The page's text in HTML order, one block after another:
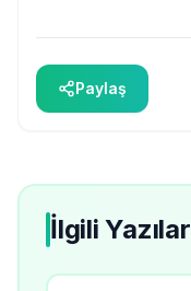
Paylaş
İlgili Yazılar